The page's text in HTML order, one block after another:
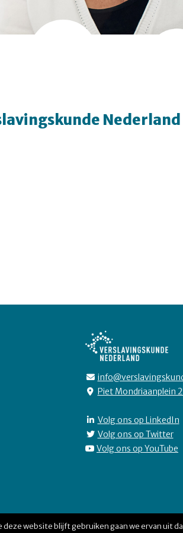
Nederland
Piet Mondriaanplein
Volg ons op LinkedIn
Volg ons op Twitter
Volg ons op YouTube
website blijft gebruiken gaan we ervan uit